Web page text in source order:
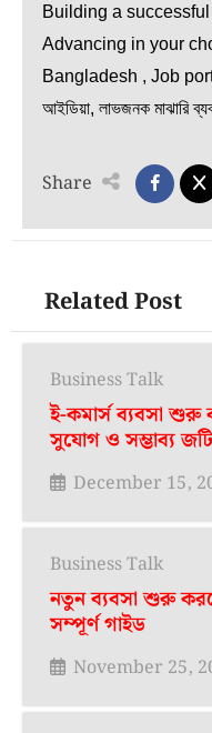
Building a
Advancing in your
Bangladesh , Job
আইডিয়া, লাভজনক মাঝারি
Share
Related Post
Business Talk
ই-কমার্স ব্যবসা শুরু
সুযোগ ও সম্ভাব্য
December 15,
Business Talk
নতুন ব্যবসা শুরু
সম্পূর্ণ গাইড
November 25,